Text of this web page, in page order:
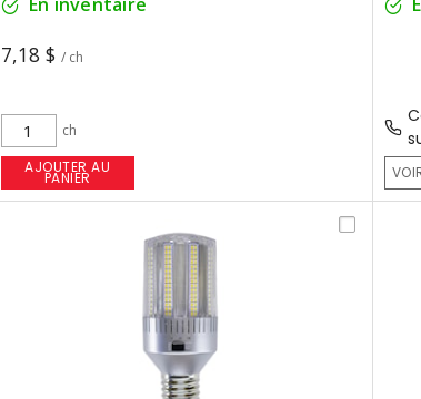
7,18 $ / ch
ch
AJOUTER AU
PANIER